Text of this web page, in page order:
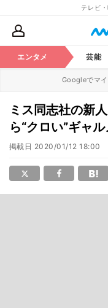
テレビ
エンタメ 芸能
Googleでマ
ミス同志社の新
ら“クロい”ギャ
掲載日 2020/01/12 18:00